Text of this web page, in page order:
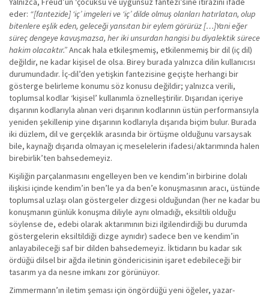
eder: “[fantezide] ‘iç’ imgeleri ve ‘iç’ dilde olmuş olanları hatırlatan, olup
bitenlere eşlik eden, geleceği yansıtan bir eylem görürüz […]Yani eğer
süreç dengeye kavuşmazsa, her iki unsurdan hangisi bu diyalektik sürece
hakim olacaktır.”Ancak hala etkileşmemiş, etkilenmemiş bir dil (iç dil)
değildir, ne kadar kişisel de olsa. Birey burada yalnızca dilin kullanıcısı
durumundadır. İç-dil’den yetişkin fantezisine geçişte herhangi bir
gösterge belirleme konumu söz konusu değildir; yalnızca verili,
toplumsal kodlar ‘kişisel’ kullanımla öznelleştirilir. Dışarıdan içeriye
dışarının kodlarıyla alınan veri dışarının kodlarının üstün performansıyla
yeniden şekillenip yine dışarının kodlarıyla dışarıda biçim bulur. Burada
iki düzlem, dil ve gerçeklik arasında bir örtüşme olduğunu varsaysak
bile, kaynağı dışarıda olmayan iç meselelerin ifadesi/aktarımında halen
birebirlik’ten bahsedemeyiz.
Kişiliğin parçalanmasını engelleyen ben ve kendim’in birbirine dolalı
ilişkisi içinde kendim’in ben’le ya da ben’e konuşmasının aracı, üstünde
toplumsal uzlaşı olan göstergeler dizgesi olduğundan (her ne kadar bu
konuşmanın günlük konuşma diliyle aynı olmadığı, eksiltili olduğu
söylense de, edebi olarak aktarımının bizi ilgilendirdiği bu durumda
göstergelerin eksiltildiği dizge aynıdır) sadece ben ve kendim’in
anlayabileceği saf bir dilden bahsedemeyiz. İktidarın bu kadar sık
ördüğü dilsel bir ağda iletinin göndericisinin işaret edebileceği bir
tasarım ya da nesne imkanı zor görünüyor.
Zimmermann’ın iletim şeması için öngördüğü yeni öğeler, yazar-